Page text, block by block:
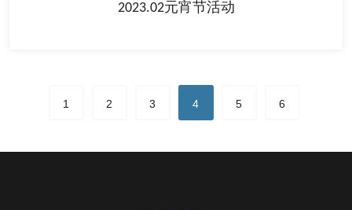
2023.02元宵节活动
1 2 3 4 5 6